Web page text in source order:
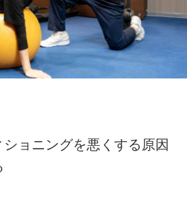
ョニングを悪くする原因